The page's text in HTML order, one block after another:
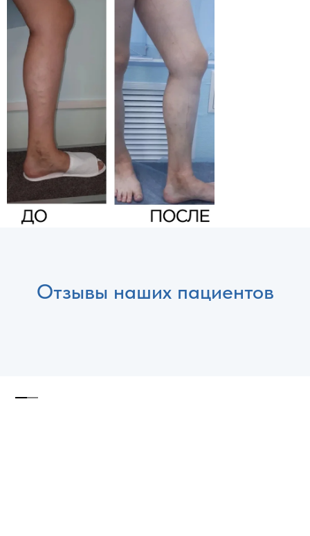
Отзывы наших пациентов